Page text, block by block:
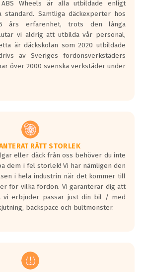
delas ut för
lastbilar.
ett test där däcken
en väg där det ligger
på
h brukar
överträffa
kommer det finnas
med vågar. Hög
med svarta vågor
påvisar om det är
år 2016.
vågor är redan
Wheels är alla utbildade enligt
standard. Samtliga däckexperter hos
års erfarenhet, trots den långa
vi aldrig att utbilda vår personal,
är däckskolan som 2020 utbildade
av Sveriges fordonsverkstäders
över 2000 svenska verkstäder under
RÄTT STORLEK
eller däck från oss behöver du inte
dem i fel storlek! Vi har nämligen den
i hela industrin när det kommer till
för vilka fordon. Vi garanterar dig att
vi erbjuder passar just din bil / med
backspace och bultmönster.